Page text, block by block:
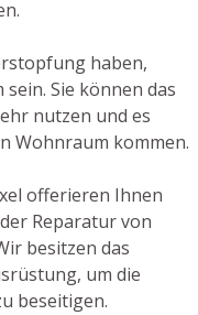
haben,
Sie können das
nutzen und es
Wohnraum kommen.
offerieren Ihnen
Reparatur von
besitzen das
um die
beseitigen.